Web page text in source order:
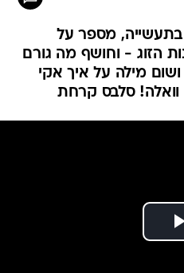
מספר על
הזוג - וחושף מה גורם
מילה על איך אקי
וואלה! סלבס קרחת